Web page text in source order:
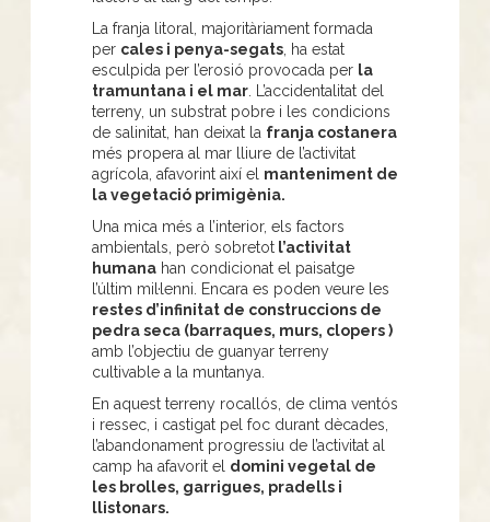
La franja litoral, majoritàriament formada
per cales i penya-segats , ha estat
esculpida per l’erosió provocada per la
tramuntana i el mar . L’accidentalitat del
terreny, un substrat pobre i les condicions
de salinitat, han deixat la franja costanera
més propera al mar lliure de l’activitat
agrícola, afavorint així el manteniment de
la vegetació primigènia.
Una mica més a l’interior, els factors
ambientals, però sobretot l’activitat
humana han condicionat el paisatge
l’últim mil·lenni. Encara es poden veure les
restes d’infinitat de construccions de
pedra seca (barraques, murs, clopers )
amb l’objectiu de guanyar terreny
cultivable a la muntanya.
En aquest terreny rocallós, de clima ventós
i ressec, i castigat pel foc durant dècades,
l’abandonament progressiu de l’activitat al
camp ha afavorit el domini vegetal de
les brolles, garrigues, pradells i
llistonars.